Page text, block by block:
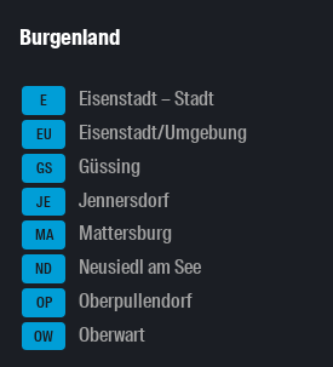
Burgenland
E Eisenstadt – Stadt
EU Eisenstadt/Umgebung
GS Güssing
JE Jennersdorf
MA Mattersburg
ND Neusiedl am See
OP Oberpullendorf
OW Oberwart